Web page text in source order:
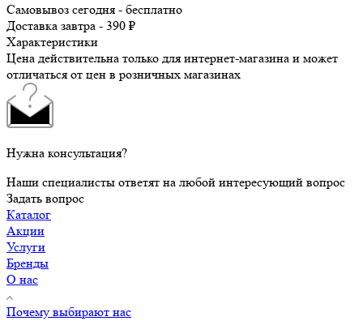
Самовывоз сегодня - бесплатно
Доставка завтра - 390 ₽
Характеристики
Цена действительна только для интернет-магазина и может
отличаться от цен в розничных магазинах
Нужна консультация?
Наши специалисты ответят на любой интересующий вопрос
Задать вопрос
Каталог
Акции
Услуги
Бренды
О нас
Почему выбирают нас